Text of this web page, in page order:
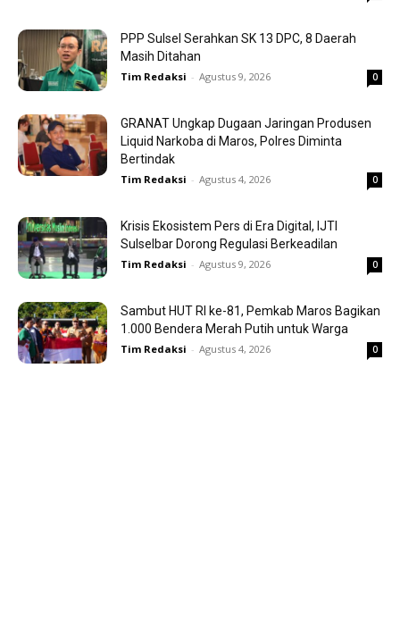
PPP Sulsel Serahkan SK 13 DPC, 8 Daerah
Masih Ditahan
Tim Redaksi - Agustus 9, 2026 0
GRANAT Ungkap Dugaan Jaringan Produsen
Liquid Narkoba di Maros, Polres Diminta
Bertindak
Tim Redaksi - Agustus 4, 2026 0
Krisis Ekosistem Pers di Era Digital, IJTI
Sulselbar Dorong Regulasi Berkeadilan
Tim Redaksi - Agustus 9, 2026 0
Sambut HUT RI ke-81, Pemkab Maros Bagikan
1.000 Bendera Merah Putih untuk Warga
Tim Redaksi - Agustus 4, 2026 0